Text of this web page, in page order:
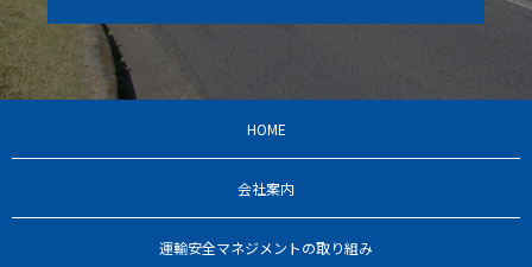
HOME
会社案内
運輸安全マネジメントの取り組み